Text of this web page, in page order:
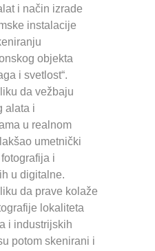
i način izrade
instalacije
objekta
i svetlost“.
da vežbaju
alata i
u realnom
umetnički
i
u digitalne.
da prave kolaže
lokaliteta
i industrijskih
potom skenirani i